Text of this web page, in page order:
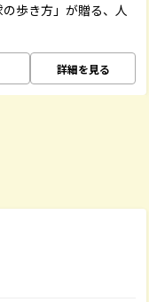
歩き方」が贈る、人
詳細を見る